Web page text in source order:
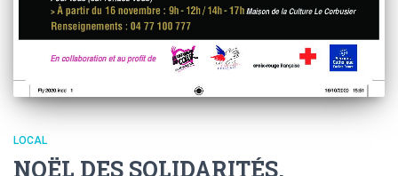
LOCAL
NOËL DES SOLIDARITÉS,